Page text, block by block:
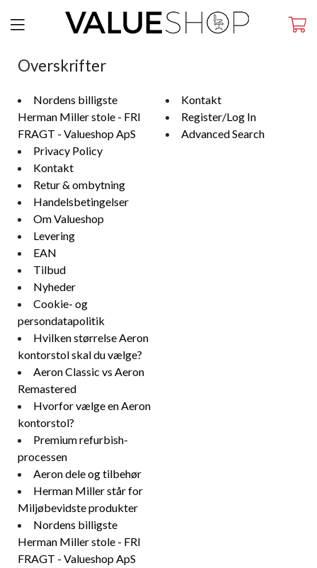
Overskrifter
Nordens billigste
Herman Miller stole - FRI
FRAGT - Valueshop ApS
Privacy Policy
Kontakt
Retur & ombytning
Handelsbetingelser
Om Valueshop
Levering
EAN
Tilbud
Nyheder
Cookie- og
persondatapolitik
Hvilken størrelse Aeron
kontorstol skal du vælge?
Aeron Classic vs Aeron
Remastered
Hvorfor vælge en Aeron
kontorstol?
Premium refurbish-
processen
Aeron dele og tilbehør
Herman Miller står for
Miljøbevidste produkter
Nordens billigste
Herman Miller stole - FRI
FRAGT - Valueshop ApS
Kontakt
Register/Log In
Advanced Search